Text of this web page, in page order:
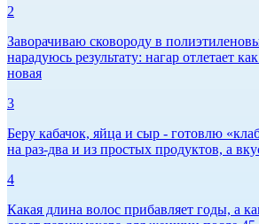
2
Заворачиваю сковороду в
нарадуюсь результату: нагар отлетает
новая
3
Беру кабачок, яйца и сыр - готовлю
на раз-два и из простых продуктов, а
4
Какая длина волос прибавляет годы, а